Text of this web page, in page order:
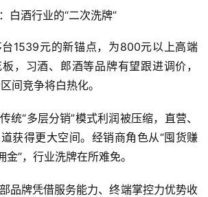
注册
白酒行业的“二次洗牌”
1539元的新锚点，为800元以上高端
，习酒、郎酒等品牌有望跟进调价，
间竞争将白热化。
统“多层分销”模式利润被压缩，直营、
获得更大空间。经销商角色从“囤货赚
金”，行业洗牌在所难免。
品牌凭借服务能力、终端掌控力优势收